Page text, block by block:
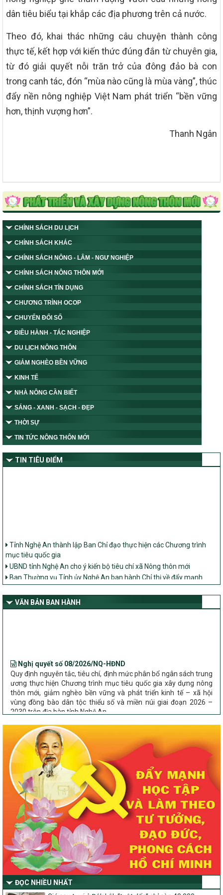
dân tiêu biểu tại khắp các địa phương trên cả nước.
Theo đó, khai thác những câu chuyện thành công
thực tế, kết hợp với kiến thức đúng đắn từ chuyên gia,
từ đó giải quyết nỗi trăn trở của đông đảo bà con
trong canh tác, đón “mùa nào cũng là mùa vàng”, thúc
đẩy nền nông nghiệp Việt Nam phát triển “bền vững
hơn, thịnh vượng hơn”.
Thanh Ngân
CHÍNH SÁCH DU LỊCH
CHÍNH SÁCH KHÁC
CHÍNH SÁCH NÔNG - LÂM - NGƯ NGHIỆP
CHÍNH SÁCH NÔNG THÔN MỚI
CHÍNH SÁCH TÍN DỤNG
CHƯƠNG TRÌNH OCOP
CHUYỂN ĐỔI SỐ
ĐIỀU HÀNH - TÁC NGHIỆP
DU LỊCH NÔNG THÔN
GIẢM NGHÈO BỀN VỮNG
KINH TẾ
NHÀ NÔNG CẦN BIẾT
SÁNG - XANH - SẠCH - ĐẸP
THỜI SỰ
TIN TỨC NÔNG THÔN MỚI
TIN TIÊU ĐIỂM
Tỉnh Nghệ An thành lập Ban Chỉ đạo thực hiện các Chương trình
mục tiêu quốc gia
UBND tỉnh Nghệ An cho ý kiến bộ tiêu chí xã Nông thôn mới
Ban Thường vụ Tỉnh ủy Nghệ An ban hành Chỉ thị về đẩy mạnh
thực hiện Chương trình mục tiêu quốc gia xây dựng nông thôn mới,
dân tộc thiểu số và miền núi giai đoạn 2026 – 2030 trên địa bàn tỉnh
Nghệ An
VĂN BẢN BAN HÀNH
Quy định nguyên tắc, tiêu chí, định mức phân bổ ngân sách trung
ương thực hiện Chương trình mục tiêu quốc gia xây dựng nông
thôn mới, giảm nghèo bền vững và phát triển kinh tế – xã hội
vùng đồng bào dân tộc thiểu số và miền núi giai đoạn 2026 –
2030 trên địa bàn tỉnh Nghệ An
về đẩy mạnh thực hiện Chương trình mục tiêu quốc gia xây dựng
nông thôn mới, giảm nghèo bền vững và phát triển kinh tế – xã
hội vùng đồng bào dân tộc thiểu số và miền núi giai đoạn 2026 –
2030 trên địa bàn tỉnh Nghệ An
Quyết định số 2490/QĐ-UBND
Về việc thành lập Ban Chỉ đạo Chương trình mục tiều quốc gia xây
dựng nông thôn mới, giảm nghèo bền vững và phát triển kinh tế –
xã hội vùng đồng bào dân tộc thiểu số và miền núi giai đoạn 2026
-2030 tỉnh Nghệ An
Thông tư Số 23/2026/TT-BNNMT
Thông tư Hướng dẫn thực hiện một số nội dung Chương trình
mục tiêu quốc gia xây dựng nông thôn mới, giảm nghèo bền
vững và phát triển kinh tế – xã hội vùng đồng bào dân tộc thiểu
số và miền núi giai đoạn 2026-2030 thuộc phạm vi quản lý nhà
nước của Bộ Nông nghiệp và Môi trường
Quyết định số: 26/2026/QĐ-TTg
ĐỌC NHIỀU NHẤT